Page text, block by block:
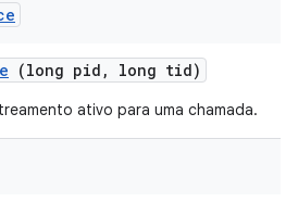
(long pid , long tid)
ativo para uma chamada.